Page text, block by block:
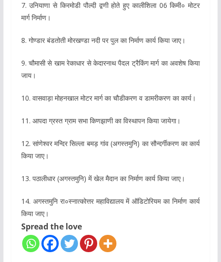
7. उनियाणा से किरमोडी पौल्दी द्वणी होते हुए कालीशिला 06 किमी० मोटर
मार्ग निर्माण।
8. गोण्डार बंडतोती मोरखण्डा नदी पर पुल का निर्माण कार्य किया जाए।
9. चौमासी से खाम रेकाधार से केदारनाथ पैदल ट्रैकिंग मार्ग का अवशेष किया
जाय।
10. वासवाड़ा मोहनखाल मोटर मार्ग का चौडीकरण व डामरीकरण का कार्य।
11. आपदा ग्रस्त ग्राम सभा किणझाणी का विस्थापन किया जायेगा।
12. सांणेश्वर मन्दिर सिल्ला बमड़ गांव (अगस्तमुनि) का सौन्दर्गीकरण का कार्य
किया जाए।
13. पठालीधार (अगस्तमुनि) में खेल मैदान का निर्माण कार्य किया जाए।
14. अगस्तमुनि रा०स्नात्कोत्तर महाविद्यालय में ऑडिटोरियम का निर्माण कार्य
किया जाए।
Spread the love